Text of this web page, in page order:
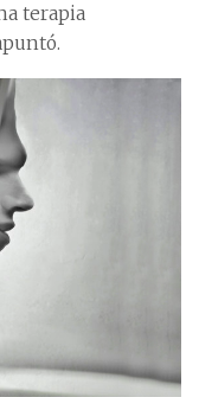
terapia